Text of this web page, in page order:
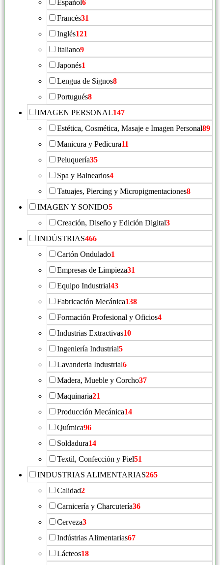
Español6
Francés31
Inglés121
Italiano9
Japonés1
Lengua de Signos8
Portugués8
IMAGEN PERSONAL147
Estética, Cosmética, Masaje e Imagen Personal89
Manicura y Pedicura11
Peluquería35
Spa y Balnearios4
Tatuajes, Piercing y Micropigmentaciones8
IMAGEN Y SONIDO5
Creación, Diseño y Edición Digital3
INDÚSTRIAS466
Cartón Ondulado1
Empresas de Limpieza31
Equipo Industrial43
Fabricación Mecánica138
Formación Profesional y Oficios4
Industrias Extractivas10
Ingeniería Industrial5
Lavanderia Industrial6
Madera, Mueble y Corcho37
Maquinaria21
Producción Mecánica14
Química96
Soldadura14
Textil, Confección y Piel51
INDUSTRIAS ALIMENTARIAS265
Calidad2
Carnicería y Charcutería36
Cerveza3
Indústrias Alimentarias67
Lácteos18